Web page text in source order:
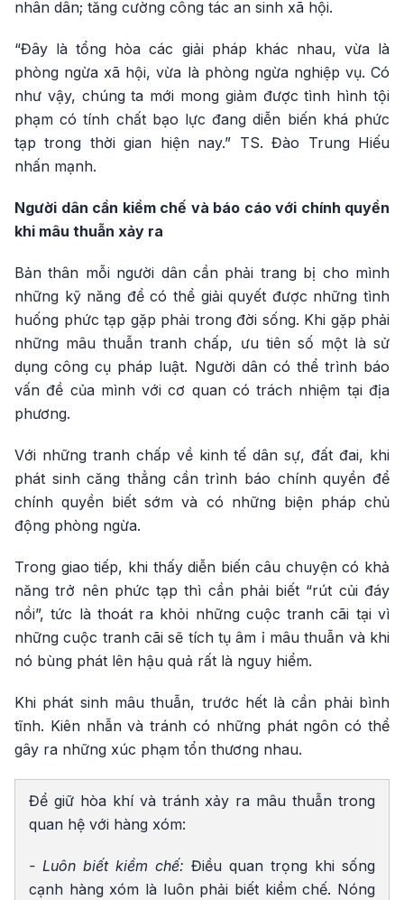
nhân dân; tăng cường công tác an sinh xã hội.
“Đây là tổng hòa các giải pháp khác nhau, vừa là
phòng ngừa xã hội, vừa là phòng ngừa nghiệp vụ. Có
như vậy, chúng ta mới mong giảm được tình hình tội
phạm có tính chất bạo lực đang diễn biến khá phức
tạp trong thời gian hiện nay.” TS. Đào Trung Hiếu
nhấn mạnh.
Người dân cần kiềm chế và báo cáo với chính quyền
khi mâu thuẫn xảy ra
Bản thân mỗi người dân cần phải trang bị cho mình
những kỹ năng để có thể giải quyết được những tình
huống phức tạp gặp phải trong đời sống. Khi gặp phải
những mâu thuẫn tranh chấp, ưu tiên số một là sử
dụng công cụ pháp luật. Người dân có thể trình báo
vấn đề của mình với cơ quan có trách nhiệm tại địa
phương.
Với những tranh chấp về kinh tế dân sự, đất đai, khi
phát sinh căng thẳng cần trình báo chính quyền để
chính quyền biết sớm và có những biện pháp chủ
động phòng ngừa.
Trong giao tiếp, khi thấy diễn biến câu chuyện có khả
năng trở nên phức tạp thì cần phải biết “rút củi đáy
nồi”, tức là thoát ra khỏi những cuộc tranh cãi tại vì
những cuộc tranh cãi sẽ tích tụ âm ỉ mâu thuẫn và khi
nó bùng phát lên hậu quả rất là nguy hiểm.
Khi phát sinh mâu thuẫn, trước hết là cần phải bình
tĩnh. Kiên nhẫn và tránh có những phát ngôn có thể
gây ra những xúc phạm tổn thương nhau.
Để giữ hòa khí và tránh xảy ra mâu thuẫn trong
quan hệ với hàng xóm:
- Luôn biết kiềm chế: Điều quan trọng khi sống
cạnh hàng xóm là luôn phải biết kiềm chế. Nóng